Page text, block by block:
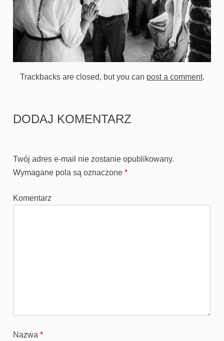
Trackbacks are closed, but you can post a comment.
DODAJ KOMENTARZ
Twój adres e-mail nie zostanie opublikowany.
Wymagane pola są oznaczone*
Komentarz
Nazwa*